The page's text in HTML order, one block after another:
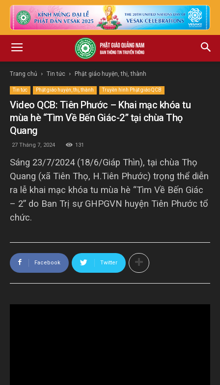
Trang chủ Tin tức Phật giáo huyện, thị, thành
Tin tức Phật giáo huyện, thị, thành Truyền hình Phật giáo QCB
Video QCB: Tiên Phước – Khai mạc khóa tu
mùa hè “Tìm Về Bến Giác-2” tại chùa Thọ
Quang
27 Tháng 7, 2024 131
Sáng 23/7/2024 (18/6/Giáp Thìn), tại chùa Thọ
Quang (xã Tiên Thọ, H.Tiên Phước) trọng thể diễn
ra lễ khai mạc khóa tu mùa hè “Tìm Về Bến Giác
– 2” do Ban Trị sự GHPGVN huyện Tiên Phước tổ
chức.
Facebook Twitter